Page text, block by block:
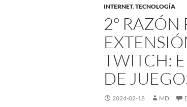
INTERNET,TECNOLOGÍA
2º RAZÓN
TWITCH:
DE
2024-02-18 MD